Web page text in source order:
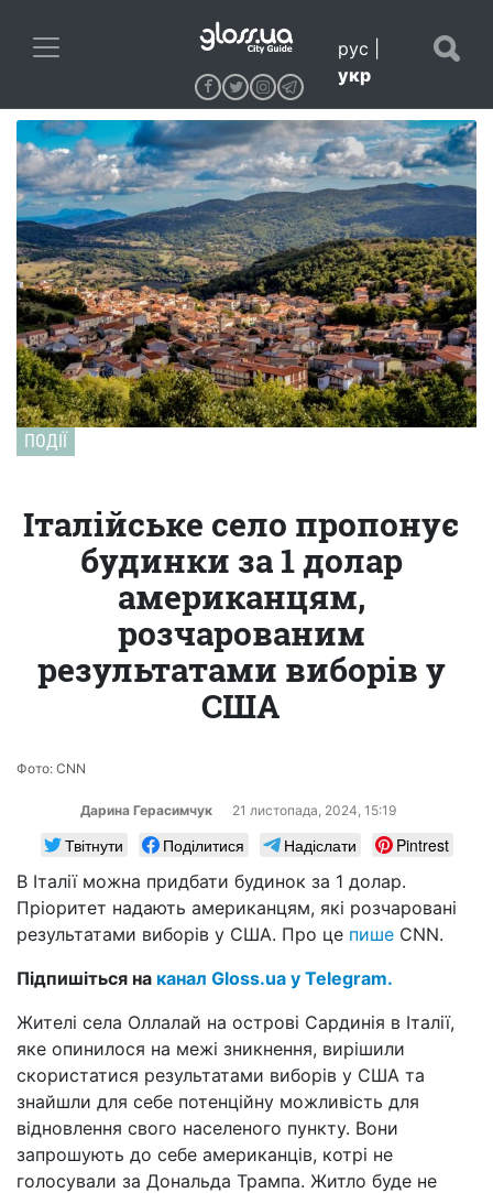
рус
укр
ПОДІЇ
Італійське село пропонує
будинки за 1 долар
американцям,
розчарованим
результатами виборів у
США
Фото: CNN
Дарина Герасимчук 21 листопада, 2024, 15:19
Твітнути Поділитися Надіслати
Pintrest
В Італії можна придбати будинок за 1 долар.
Пріоритет надають американцям, які розчаровані
результатами виборів у США. Про це пише CNN.
Підпишіться на канал Gloss.ua у Telegram.
Жителі села Оллалай на острові Сардинія в Італії,
яке опинилося на межі зникнення, вирішили
скористатися результатами виборів у США та
знайшли для себе потенційну можливість для
відновлення свого населеного пункту. Вони
запрошують до себе американців, котрі не
голосували за Дональда Трампа. Житло буде не